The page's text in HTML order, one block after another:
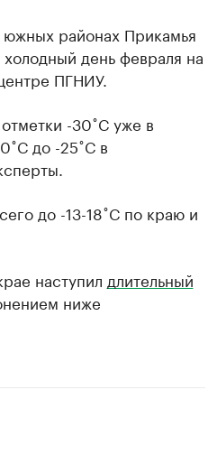
южных районах Прикамья
день февраля на
ПГНИУ.
-30˚С уже в
до -25˚С в
до -13-18˚С по краю и
наступил длительный
ниже